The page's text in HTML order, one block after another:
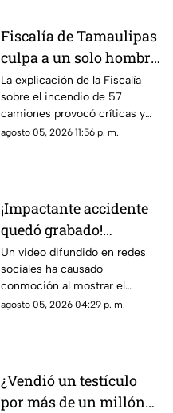
Fiscalía de Tamaulipas
culpa a un solo hombre
por el incendio de un
lote 47 camiones de
papitas
La explicación de la Fiscalía
sobre el incendio de 57
camiones provocó críticas y
cuestionamientos a nivel
agosto 05, 2026 11:56 p. m.
¡Impactante accidente
quedó grabado!
Montacargas atropella
a un trabajador en una
zona portuaria y el
video se vuelve viral
Un video difundido en redes
sociales ha causado
conmoción al mostrar el
momento en que un trabajador
agosto 05, 2026 04:29 p. m.
¿Vendió un testículo
por más de un millón